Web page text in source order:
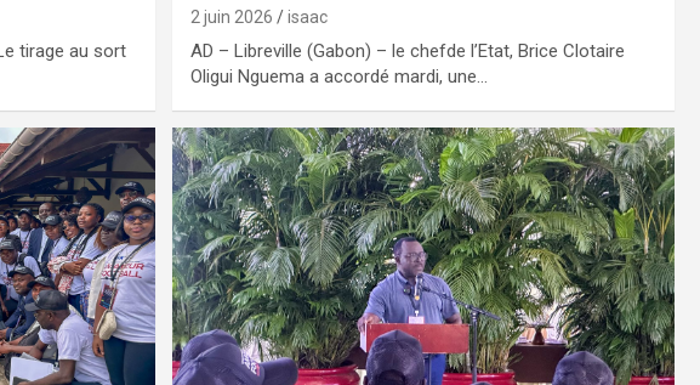
tirage au sort
2 juin 2026 isaac
AD – Libreville (Gabon) – le chefde l’Etat, Brice Clotaire
Oligui Nguema a accordé mardi, une…